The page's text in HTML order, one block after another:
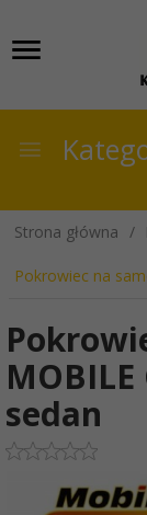
Strona główna
Pokrowiec na
MOBILE
sedan